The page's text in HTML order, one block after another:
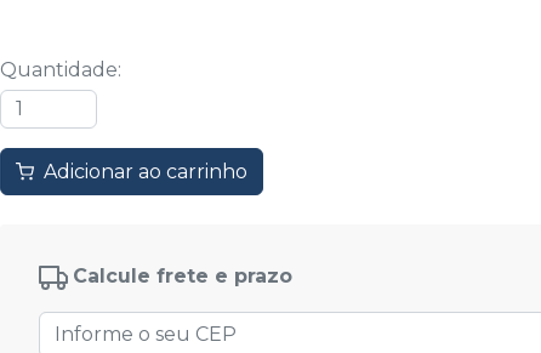
Quantidade:
Adicionar ao carrinho
Calcule frete e prazo